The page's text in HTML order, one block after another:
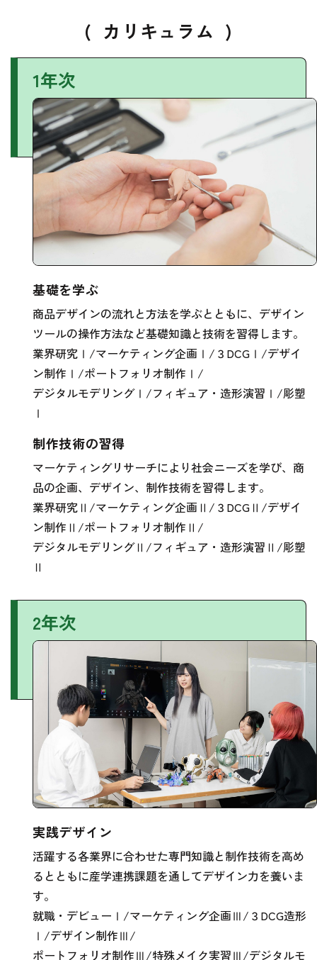
( カリキュラム )
1年次
基礎を学ぶ
商品デザインの流れと方法を学ぶとともに、デザイン
ツールの操作方法など基礎知識と技術を習得します。
業界研究Ⅰ/マーケティング企画Ⅰ/３DCGⅠ/デザイ
ン制作Ⅰ/ポートフォリオ制作Ⅰ/
デジタルモデリングⅠ/フィギュア・造形演習Ⅰ/彫塑
Ⅰ
制作技術の習得
マーケティングリサーチにより社会ニーズを学び、商
品の企画、デザイン、制作技術を習得します。
業界研究Ⅱ/マーケティング企画Ⅱ/３DCGⅡ/デザイ
ン制作Ⅱ/ポートフォリオ制作Ⅱ/
デジタルモデリングⅡ/フィギュア・造形演習Ⅱ/彫塑
Ⅱ
2年次
実践デザイン
活躍する各業界に合わせた専門知識と制作技術を高め
るとともに産学連携課題を通してデザイン力を養いま
す。
就職・デビューⅠ/マーケティング企画Ⅲ/３DCG造形
Ⅰ/デザイン制作Ⅲ/
ポートフォリオ制作Ⅲ/特殊メイク実習Ⅲ/デジタルモ